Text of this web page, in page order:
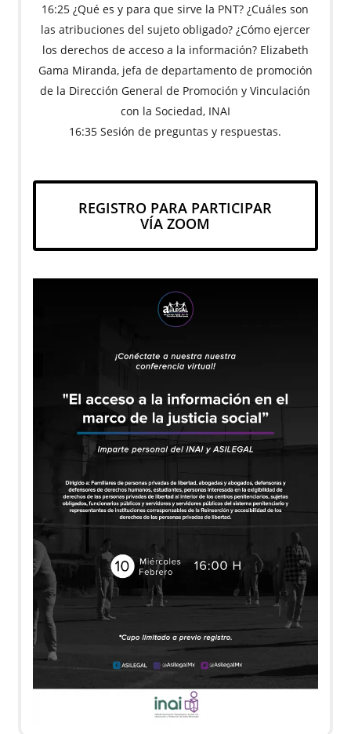
16:25 ¿Qué es y para que sirve la PNT? ¿Cuáles son
las atribuciones del sujeto obligado? ¿Cómo ejercer
los derechos de acceso a la información? Elizabeth
Gama Miranda, jefa de departamento de promoción
de la Dirección General de Promoción y Vinculación
con la Sociedad, INAI
16:35 Sesión de preguntas y respuestas.
REGISTRO PARA PARTICIPAR
VÍA ZOOM